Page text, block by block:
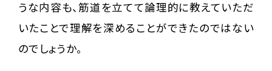
うな内容も、筋道を立てて論理的に教えていただ
いたことで理解を深めることができたのではない
のでしょうか。